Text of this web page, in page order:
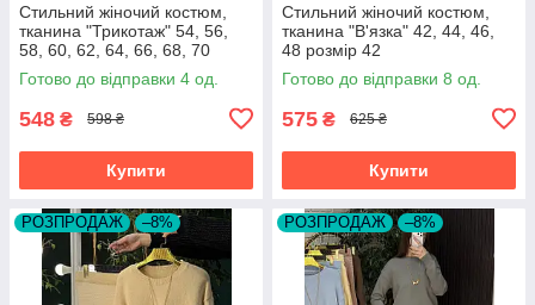
Стильний жіночий костюм,
тканина "Трикотаж" 54, 56,
58, 60, 62, 64, 66, 68, 70
розмір 54
Готово до відправки 4 од.
548 ₴ 598 ₴
Купити
Стильний жіночий костюм,
тканина "В'язка" 42, 44, 46,
48 розмір 42
Готово до відправки 8 од.
575 ₴ 625 ₴
Купити
РОЗПРОДАЖ –8% РОЗПРОДАЖ –8%